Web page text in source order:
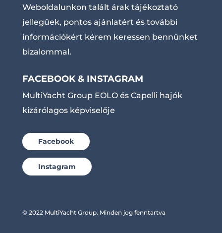
Weboldalunkon talált árak tájékoztató
jellegűek, pontos ajánlatért és további
információkért kérem keressen bennünket
bizalommal.
FACEBOOK & INSTAGRAM
MultiYacht Group EOLO és Capelli hajók
kizárólagos képviselője
Facebook
Instagram
© 2022 MultiYacht Group. Minden jog fenntartva